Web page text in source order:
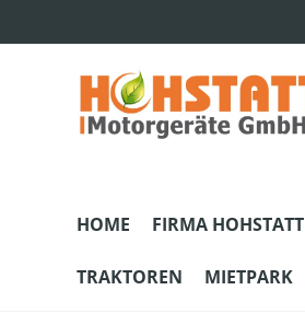
HOME FIRMA HOHSTATT
TRAKTOREN MIETPARK